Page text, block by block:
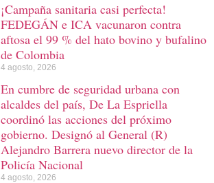
¡Campaña sanitaria casi perfecta!
FEDEGÁN e ICA vacunaron contra
aftosa el 99 % del hato bovino y bufalino
de Colombia
4 agosto, 2026
En cumbre de seguridad urbana con
alcaldes del país, De La Espriella
coordinó las acciones del próximo
gobierno. Designó al General (R)
Alejandro Barrera nuevo director de la
Policía Nacional
4 agosto, 2026